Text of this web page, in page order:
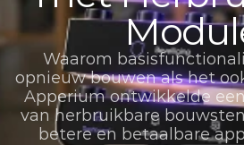
Waarom
opnieuw bouwen als het
Apperium ontwikkelde
van herbruikbare
betere en betaalbare